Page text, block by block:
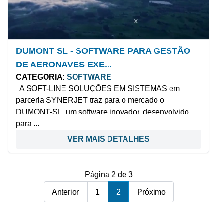
DUMONT SL - SOFTWARE PARA GESTÃO
DE AERONAVES EXE...
CATEGORIA: SOFTWARE
A SOFT-LINE SOLUÇÕES EM SISTEMAS em
parceria SYNERJET traz para o mercado o
DUMONT-SL, um software inovador, desenvolvido
para ...
VER MAIS DETALHES
Página 2 de 3
Anterior 1 2 Próximo